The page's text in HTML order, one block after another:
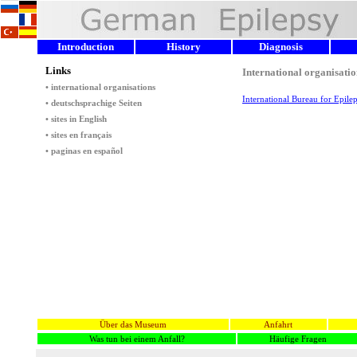
Introduction History Diagnosis
Über das Museum
Anfahrt
Was tun bei einem Anfall?
Häufige Fragen